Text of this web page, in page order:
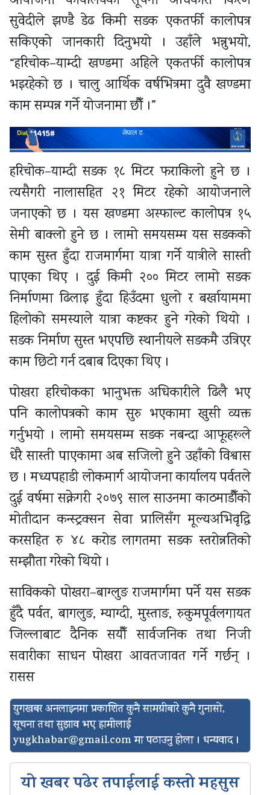
सुवेदीले झण्डै डेढ किमी सडक एकतर्फी कालोपत्र
सकिएको जानकारी दिनुभयो । उहाँले भन्नुभयो,
“हरिचोक–याम्दी खण्डमा अहिले एकतर्फी कालोपत्र
भइरहेको छ । चालु आर्थिक वर्षभित्रमा दुवै खण्डमा
काम सम्पन्न गर्ने योजनामा छौँ ।”
हरिचोक–याम्दी सडक १८ मिटर फराकिलो हुने छ ।
त्यसैगरी नालासहित २१ मिटर रहेको आयोजनाले
जनाएको छ । यस खण्डमा अस्फाल्ट कालोपत्र १५
सेमी बाक्लो हुने छ । लामो समयसम्म यस सडकको
काम सुस्त हुँदा राजमार्गमा यात्रा गर्ने यात्रीले सास्ती
पाएका थिए । दुई किमी २०० मिटर लामो सडक
निर्माणमा ढिलाइ हुँदा हिउँदमा धुलो र बर्खायाममा
हिलोको समस्याले यात्रा कष्टकर हुने गरेको थियो ।
सडक निर्माण सुस्त भएपछि स्थानीयले सडकमै उत्रिएर
काम छिटो गर्न दबाब दिएका थिए ।
पोखरा हरिचोकका भानुभक्त अधिकारीले ढिलै भए
पनि कालोपत्रको काम सुरु भएकामा खुसी व्यक्त
गर्नुभयो । लामो समयसम्म सडक नबन्दा आफूहरूले
धेरै सास्ती पाएकामा अब सजिलो हुने उहाँको विश्वास
छ । मध्यपहाडी लोकमार्ग आयोजना कार्यालय पर्वतले
दुई वर्षमा सक्नेगरी २०७९ साल साउनमा काठमाडौँको
मोतीदान कन्स्ट्रक्सन सेवा प्रालिसँग मूल्यअभिवृद्धि
करसहित रु ४८ करोड लागतमा सडक स्तरोन्नतिको
सम्झौता गरेको थियो ।
साविकको पोखरा–बाग्लुङ राजमार्गमा पर्ने यस सडक
हुँदै पर्वत, बागलुङ, म्याग्दी, मुस्ताङ, रुकुमपूर्वलगायत
जिल्लाबाट दैनिक सयौँ सार्वजनिक तथा निजी
सवारीका साधन पोखरा आवतजावत गर्ने गर्छन् ।
रासस
युगखबर अनलाइनमा प्रकाशित कुनै सामग्रीबारे कुनै गुनासो,
सूचना तथा सुझाव भए हामीलाई
yugkhabar@gmail.comमा पठाउनु होला । धन्यवाद ।
यो खबर पढेर तपाईलाई कस्तो महसुस